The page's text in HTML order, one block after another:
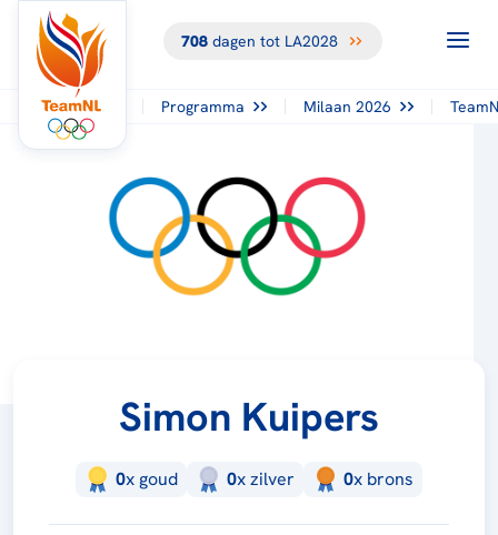
708dagen tot LA2028
Programma Milaan 2026
Simon Kuipers
0x goud 0xzilver 0x brons